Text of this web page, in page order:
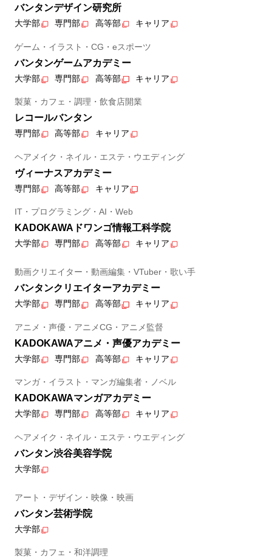
バンタンデザイン研究所
大学部 専門部 高等部 キャリア
ゲーム・イラスト・CG・eスポーツ
バンタンゲームアカデミー
大学部 専門部 高等部 キャリア
製菓・カフェ・調理・飲食店開業
レコールバンタン
専門部 高等部 キャリア
ヘアメイク・ネイル・エステ・ウエディング
ヴィーナスアカデミー
専門部 高等部 キャリア
IT・プログラミング・AI・Web
KADOKAWAドワンゴ情報工科学院
大学部 専門部 高等部 キャリア
動画クリエイター・動画編集・VTuber・歌い手
バンタンクリエイターアカデミー
大学部 専門部 高等部 キャリア
アニメ・声優・アニメCG・アニメ監督
KADOKAWAアニメ・声優アカデミー
大学部 専門部 高等部 キャリア
マンガ・イラスト・マンガ編集者・ノベル
KADOKAWAマンガアカデミー
大学部 専門部 高等部 キャリア
ヘアメイク・ネイル・エステ・ウエディング
バンタン渋谷美容学院
大学部
アート・デザイン・映像・映画
バンタン芸術学院
大学部
製菓・カフェ・和洋調理